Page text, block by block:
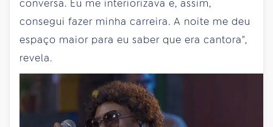
conversa. Eu me interiorizava e, assim,
consegui fazer minha carreira. A noite me deu
espaço maior para eu saber que era cantora",
revela.